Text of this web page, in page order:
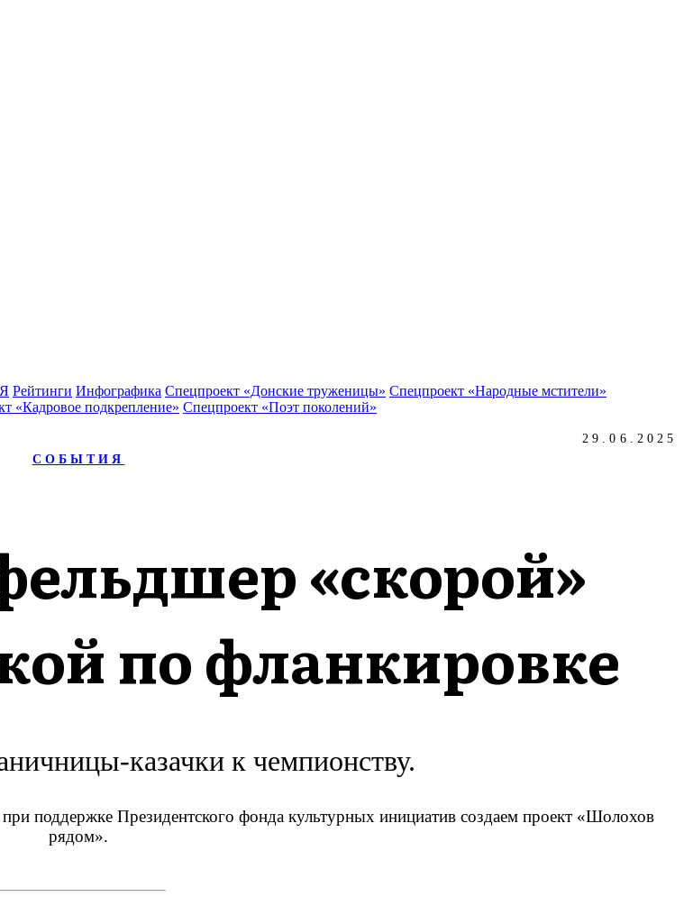
Рейтинги Инфографика Спецпроект «Донские труженицы» Спецпроект «Народные мстители»
«Кадровое подкрепление» Спецпроект «Поэт поколений»
СОБЫТИЯ
29.06.2025
«скорой»
по фланкировке
казачки к чемпионству.
поддержке Президентского фонда культурных инициатив создаем проект «Шолохов
рядом».